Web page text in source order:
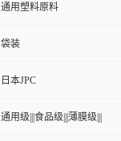
通用塑料原料
袋装
日本JPC
通用级|||食品级|||薄膜级|||